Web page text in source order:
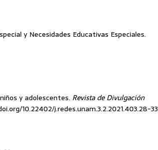
y Necesidades Educativas Especiales.
y adolescentes. Revista de Divulgación
10.22402/j.redes.unam.3.2.2021.403.28-33